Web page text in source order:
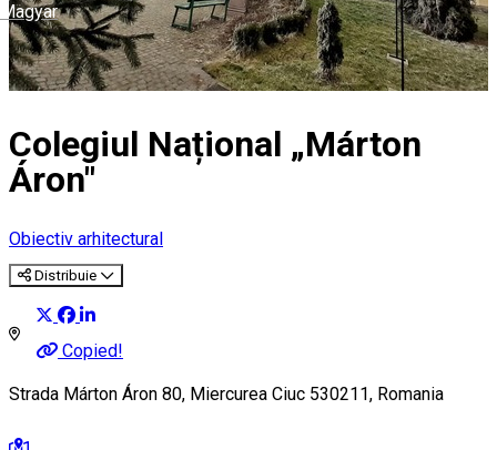
Magyar
Colegiul Național „Márton
Áron"
Obiectiv arhitectural
Distribuie
Copied!
Strada Márton Áron 80, Miercurea Ciuc 530211, Romania